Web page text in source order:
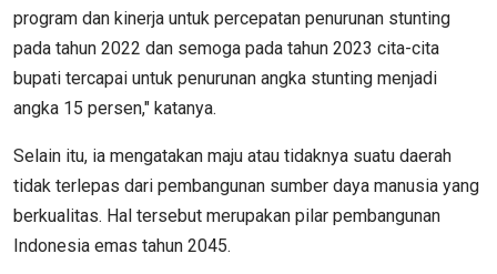
program dan kinerja untuk percepatan penurunan stunting
pada tahun 2022 dan semoga pada tahun 2023 cita-cita
bupati tercapai untuk penurunan angka stunting menjadi
angka 15 persen," katanya.
Selain itu, ia mengatakan maju atau tidaknya suatu daerah
tidak terlepas dari pembangunan sumber daya manusia yang
berkualitas. Hal tersebut merupakan pilar pembangunan
Indonesia emas tahun 2045.